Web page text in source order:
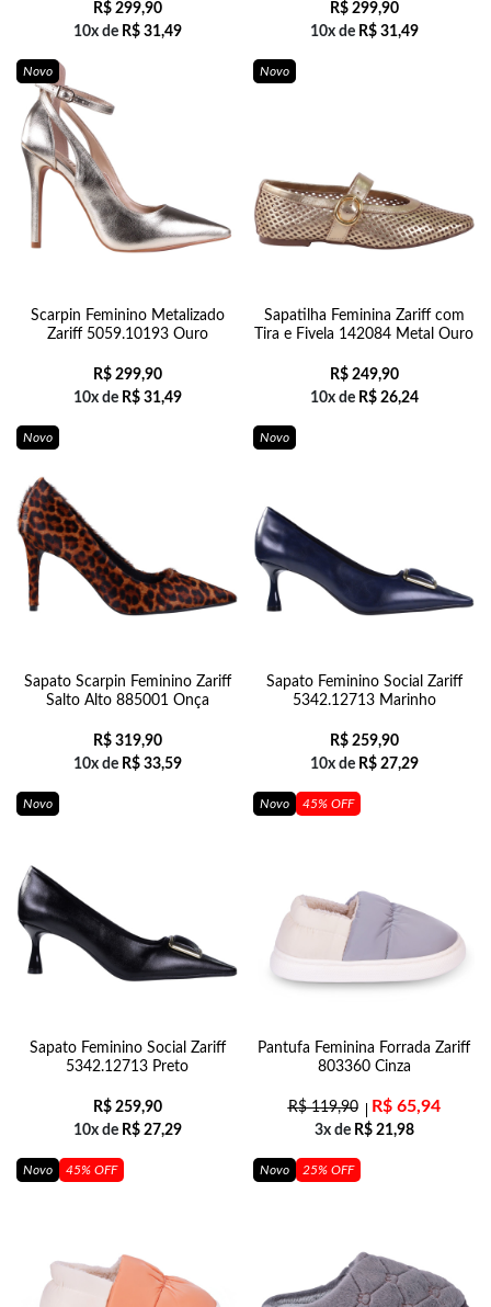
R$299,90
10x de R$31,49
R$299,90
10x de R$31,49
Novo
Scarpin Feminino Metalizado
Zariff 5059.10193 Ouro
R$299,90
10x de R$31,49
Novo
Sapatilha Feminina Zariff com
Tira e Fivela 142084 Metal Ouro
R$249,90
10x de R$26,24
Novo
Sapato Scarpin Feminino Zariff
Salto Alto 885001 Onça
R$319,90
10x de R$33,59
Novo
Sapato Feminino Social Zariff
5342.12713 Marinho
R$259,90
10x de R$27,29
Novo
Sapato Feminino Social Zariff
5342.12713 Preto
R$259,90
10x de R$27,29
Novo 45% OFF
Pantufa Feminina Forrada Zariff
803360 Cinza
R$119,90 R$65,94
3x de R$21,98
Novo 45% OFF Novo 25% OFF